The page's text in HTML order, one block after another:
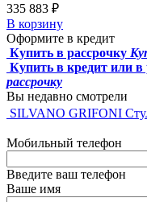
335 883 ₽
В корзину
Оформите в кредит
Купить в рассрочку
Купить в кредит или в
рассрочку
Вы недавно смотрели
SILVANO GRIFONI
Мобильный телефон
Введите ваш телефон
Ваше имя